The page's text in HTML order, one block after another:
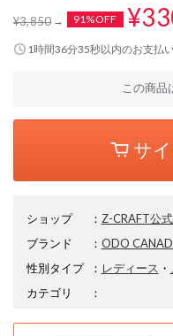
¥3,850 91%OFF
1時間36分35秒以内のお支払
この商品
サ
ショップ ： Z-CRAFT公
ブランド
： ODO
性別タイプ
： レディース ・
カテゴリ
：